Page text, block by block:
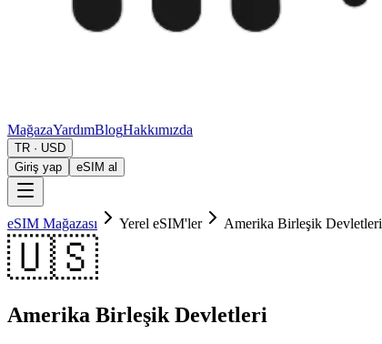
MağazaYardımBlogHakkımızda
TR · USD
Giriş yap
eSIM al
eSIM Mağazası Yerel eSIM'ler Amerika Birleşik Devletleri
🇺🇸
Amerika Birleşik Devletleri